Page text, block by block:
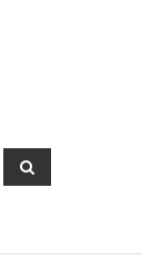
検
索